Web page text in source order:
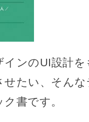
ンのUI設計
せたい、そん
書です。